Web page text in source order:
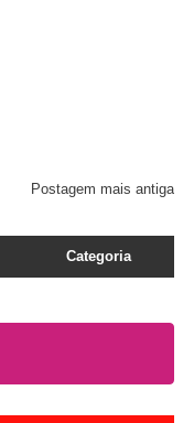
Postagem mais antiga
Categoria